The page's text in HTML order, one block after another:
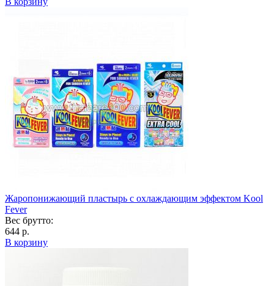
Жаропонижающий пластырь с охлаждающим эффектом Kool
Fever
Вес брутто:
644 р.
В корзину